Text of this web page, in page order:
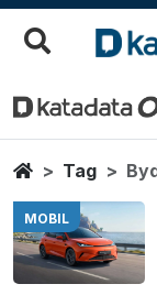
Byd
Berita
HomeTag
MOBIL